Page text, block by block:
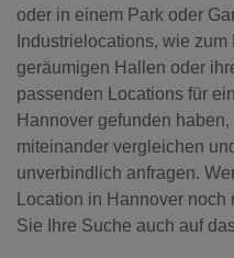
oder in einem Park oder
Industrielocations, wie
geräumigen Hallen oder
passenden Locations für
Hannover gefunden
miteinander vergleichen
unverbindlich anfragen.
Location in Hannover
Sie Ihre Suche auch auf